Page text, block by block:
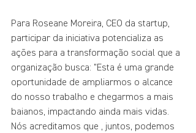
Para Roseane Moreira, CEO da startup,
participar da iniciativa potencializa as
ações para a transformação social que a
organização busca: "Esta é uma grande
oportunidade de ampliarmos o alcance
do nosso trabalho e chegarmos a mais
baianos, impactando ainda mais vidas.
Nós acreditamos que , juntos, podemos